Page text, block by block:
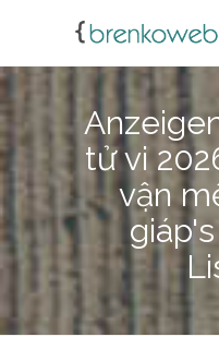
tử vi
vận